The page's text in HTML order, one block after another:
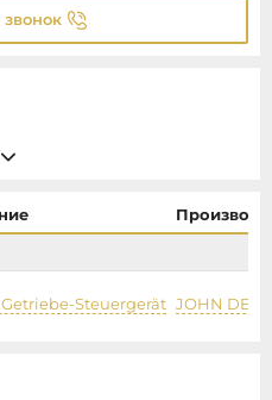
звонок
Steuergerät JOHN